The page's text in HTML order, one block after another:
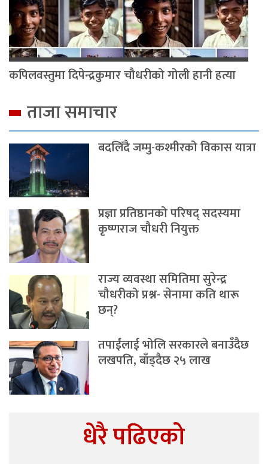
कपिलवस्तुमा दिपेन्द्रकुमार चौधरीको गोली हानी हत्या
ताजा समाचार
बदलिँदै जम्मु-कश्मीरको विकास यात्रा
प्रज्ञा प्रतिष्ठानको परिषद् सदस्यमा
कृष्णराज चौधरी नियुक्त
राज्य व्यवस्था समितिमा सुरेन्द्र
चौधरीको प्रश्न- सेनामा कति थारू
छन्?
तपाईंलाई भोलि सरकारले बनाउँदैछ
लखपति, बाँड्दैछ २५ लाख
धेरै पढिएको